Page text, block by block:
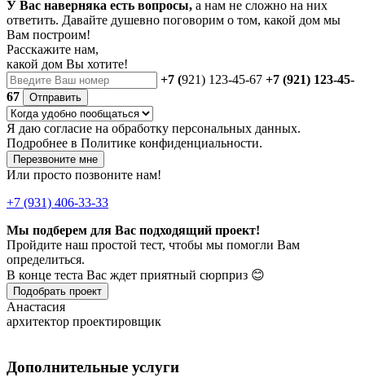
У Вас наверняка есть вопросы, а нам не сложно на них
ответить. Давайте душевно поговорим о том, какой дом мы
Вам построим!
Расскажите нам,
какой дом Вы хотите!
+7 (921) 123-45-67 +7 (921) 123-45-
67
Отправить
Я даю согласие на обработку персональных данных.
Подробнее в Политике конфиденциальности.
Перезвоните мне
Или просто позвоните нам!
+7 (931) 406-33-33
Мы подберем для Вас подходящий проект!
Пройдите наш простой тест, чтобы мы помогли Вам
определиться.
В конце теста Вас ждет приятный сюрприз 😊
Подобрать проект
Анастасия
архитектор проектировщик
Дополнительные услуги